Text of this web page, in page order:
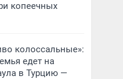
копеечных
колоссальные»:
едет на
в Турцию —